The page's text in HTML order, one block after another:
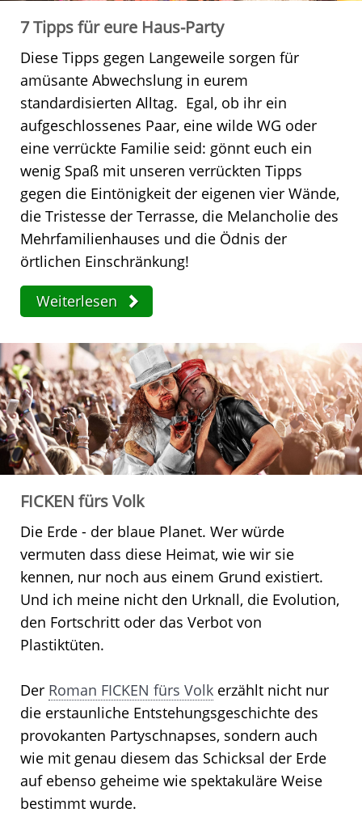
7 Tipps für eure Haus-Party
Diese Tipps gegen Langeweile sorgen für
amüsante Abwechslung in eurem
standardisierten Alltag. Egal, ob ihr ein
aufgeschlossenes Paar, eine wilde WG oder
eine verrückte Familie seid: gönnt euch ein
wenig Spaß mit unseren verrückten Tipps
gegen die Eintönigkeit der eigenen vier Wände,
die Tristesse der Terrasse, die Melancholie des
Mehrfamilienhauses und die Ödnis der
örtlichen Einschränkung!
Weiterlesen
FICKEN fürs Volk
Die Erde - der blaue Planet. Wer würde
vermuten dass diese Heimat, wie wir sie
kennen, nur noch aus einem Grund existiert.
Und ich meine nicht den Urknall, die Evolution,
den Fortschritt oder das Verbot von
Plastiktüten.
Der Roman FICKEN fürs Volk erzählt nicht nur
die erstaunliche Entstehungsgeschichte des
provokanten Partyschnapses, sondern auch
wie mit genau diesem das Schicksal der Erde
auf ebenso geheime wie spektakuläre Weise
bestimmt wurde.